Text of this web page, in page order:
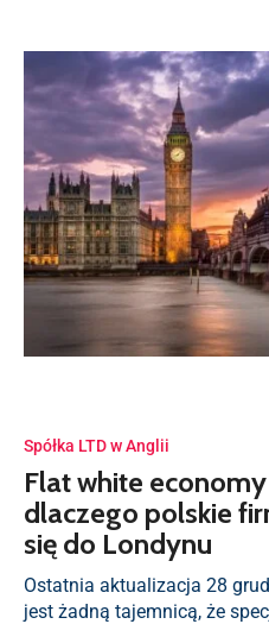
Spółka LTD w Anglii
Flat white
dlaczego polskie
się do Londynu
Ostatnia aktualizacja 28
jest żadną tajemnicą, że